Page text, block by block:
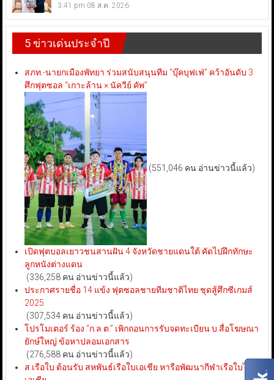
3:41 pm 08 ส.ค. 2026
5 ข่าวเด่นประจำปี
สภท.-นายกเมืองพัทยา ร่วมสนับสนุนทีม “บุ๊คบุฟเฟ่” คว้าอันดับ 3
ศึกฟุตซอล “เกาะล้าน × นัควีย์ คัพ”
(551,046 คน อ่านข่าวนี้แล้ว)
เปิดฟุตบอลเยาวชนสานฝัน 4 จังหวัดชายแดนใต้ คัดไปฝึกทักษะ
ลูกหนังต่างแดน
(336,258 คน อ่านข่าวนี้แล้ว)
ประกาศรายชื่อ 14 แข้ง ฟุตซอลชายทีมชาติไทย ชุดสู้ศึกซีเกมส์
2025
(307,534 คน อ่านข่าวนี้แล้ว)
โปรโมเตอร์ ร้อง “ก.ล.ต.” เพิกถอนการรับจดทะเบียน บ.สื่อโฆษณา
ยักษ์ใหญ่ ข้อหาปลอมเอกสาร
(276,588 คน อ่านข่าวนี้แล้ว)
ส.เรือใบ ต้อนรับ สหพันธ์เรือใบเอเชีย หารือพัฒนากีฬาเรือใบไทย-